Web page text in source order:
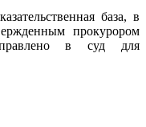
база, в
прокурором
в суд для